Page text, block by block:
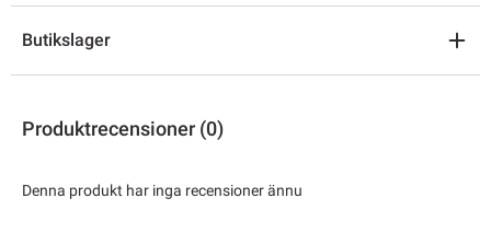
Butikslager
Produktrecensioner (0)
Denna produkt har inga recensioner ännu